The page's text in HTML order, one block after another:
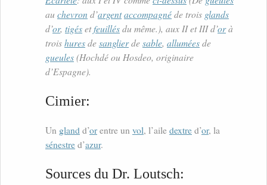
au chevron d’argentaccompagnéde trois glands
d’or, tigésetfeuillésdu même.), aux II et III d’orà
troishuresdesanglierdesable, alluméesde
gueules(Hochdé ou Hosdeo, originaire
d’Espagne).
Cimier:
Un gland d’or entre un vol, l’aile dextre d’or, la
sénestre d’azur.
Sources du Dr. Loutsch: